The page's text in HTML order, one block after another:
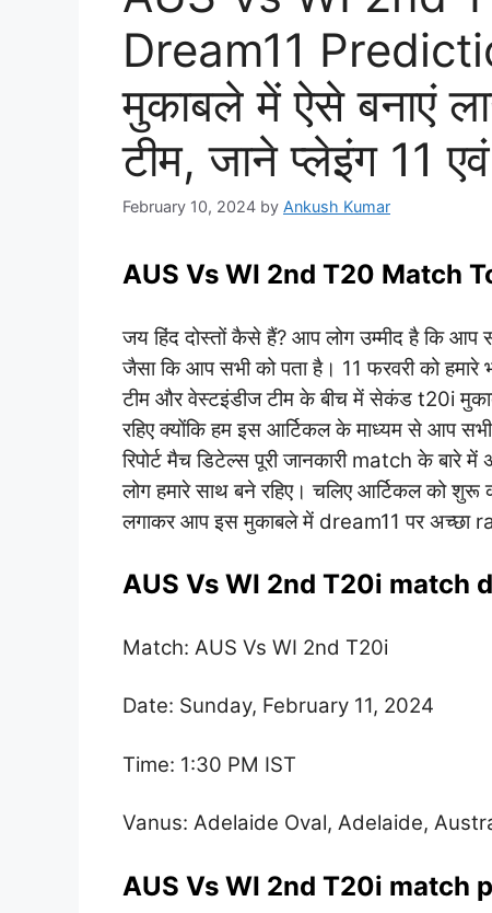
Dream11
मुकाबले में ऐसे बनाएं
टीम, जाने प्लेइंग 11 एवं
February 10, 2024 by Ankush Kumar
AUS Vs WI 2nd T20 Match
जय हिंद दोस्तों कैसे हैं? आप लोग उम्मीद है कि
जैसा कि आप सभी को पता है। 11 फरवरी को
टीम और वेस्टइंडीज टीम के बीच में सेकंड t20i
रहिए क्योंकि हम इस आर्टिकल के माध्यम से आप
रिपोर्ट मैच डिटेल्स पूरी जानकारी match के
लोग हमारे साथ बने रहिए। चलिए आर्टिकल को
लगाकर आप इस मुकाबले में dream11 पर अच्छा
AUS Vs WI 2nd T20i match
Match: AUS Vs WI 2nd T20i
Date: Sunday, February 11, 2024
Time: 1:30 PM IST
Vanus: Adelaide Oval, Adelaide,
AUS Vs WI 2nd T20i match